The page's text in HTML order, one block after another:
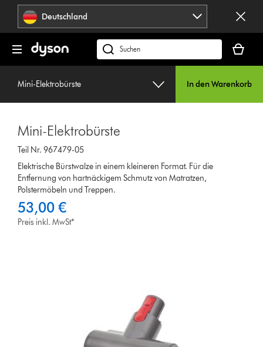
Navigation
überspringenDeutschland
dyson.de
durchsuchen
ist
Mini-Elektrobürste In den Warenkorb
Mini-Elektrobürste
Teil Nr. 967479-05
Elektrische Bürstwalze in einem kleineren Format. Für die
Entfernung von hartnäckigem Schmutz von Matratzen,
Polstermöbeln und Treppen.
53,00 €
Preis inkl. MwSt*